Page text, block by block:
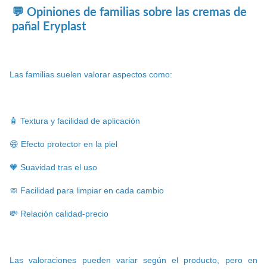
💬 Opiniones de familias sobre las cremas de
pañal Eryplast
Las familias suelen valorar aspectos como:
🧴 Textura y facilidad de aplicación
😄 Efecto protector en la piel
🧡 Suavidad tras el uso
🧼 Facilidad para limpiar en cada cambio
💸 Relación calidad-precio
Las valoraciones pueden variar según el producto, pero en